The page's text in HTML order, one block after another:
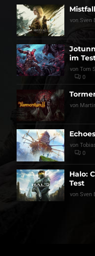
von Sven
im
von Tom
0
von
von
0
Halo:
Test
von Sven